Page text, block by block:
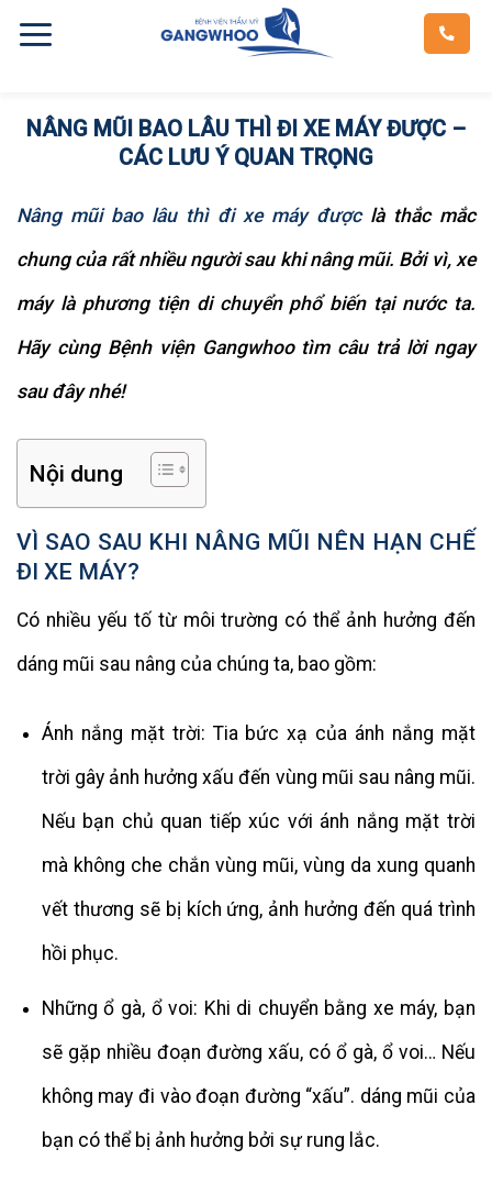
NÂNG MŨI BAO LÂU THÌ ĐI XE MÁY ĐƯỢC –
CÁC LƯU Ý QUAN TRỌNG
Nâng mũi bao lâu thì đi xe máy đượclà thắc mắc
chung của rất nhiều người sau khi nâng mũi. Bởi vì, xe
máy là phương tiện di chuyển phổ biến tại nước ta.
Hãy cùng Bệnh viện Gangwhoo tìm câu trả lời ngay
sau đây nhé!
Nội dung
VÌ SAO SAU KHI NÂNG MŨI NÊN HẠN CHẾ
ĐI XE MÁY?
Có nhiều yếu tố từ môi trường có thể ảnh hưởng đến
dáng mũi sau nâng của chúng ta, bao gồm:
Ánh nắng mặt trời: Tia bức xạ của ánh nắng mặt
trời gây ảnh hưởng xấu đến vùng mũi sau nâng mũi.
Nếu bạn chủ quan tiếp xúc với ánh nắng mặt trời
mà không che chắn vùng mũi, vùng da xung quanh
vết thương sẽ bị kích ứng, ảnh hưởng đến quá trình
hồi phục.
Những ổ gà, ổ voi: Khi di chuyển bằng xe máy, bạn
sẽ gặp nhiều đoạn đường xấu, có ổ gà, ổ voi… Nếu
không may đi vào đoạn đường “xấu”. dáng mũi của
bạn có thể bị ảnh hưởng bởi sự rung lắc.